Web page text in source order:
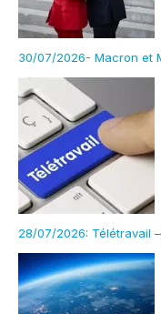
30/07/2026- Macron et
28/07/2026: Télétravail